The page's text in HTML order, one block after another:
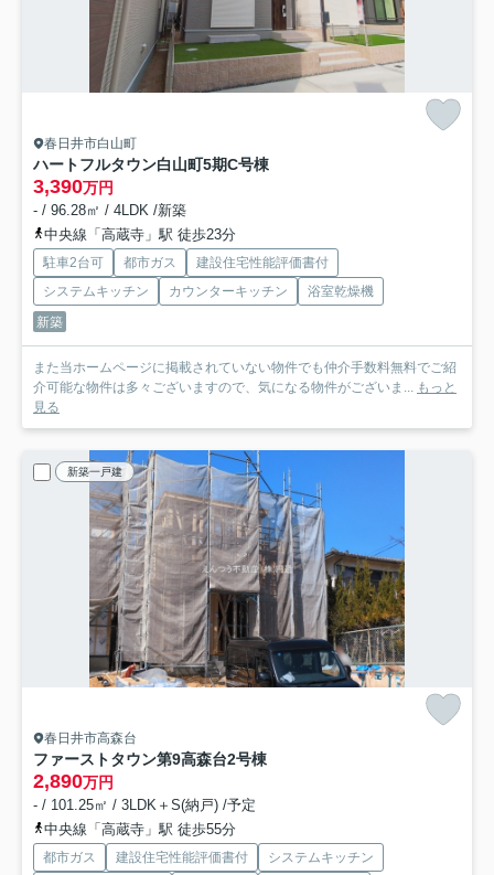
春日井市白山町
ハートフルタウン白山町5期C号棟
3,390万円
- / 96.28㎡ / 4LDK /新築
中央線「高蔵寺」駅 徒歩23分
駐車2台可 都市ガス
建設住宅性能評価書付
システムキッチン
カウンターキッチン
浴室乾燥機
新築
また当ホームページに掲載されていない物件でも仲介手数料無料でご紹
介可能な物件は多々ございますので、気になる物件がございま...
もっと
見る
新築一戸建
春日井市高森台
ファーストタウン第9高森台2号棟
2,890万円
- / 101.25㎡ / 3LDK＋S(納戸) /予定
中央線「高蔵寺」駅 徒歩55分
都市ガス 建設住宅性能評価書付
システムキッチン